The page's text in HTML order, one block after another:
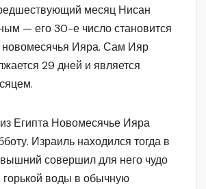
месяц Нисан
— его 30-е число становится
Ияра. Сам Ияр
29 дней и является
Египта Новомесячье Ияра
Израиль находился тогда в
совершил для него чудо
воды в обычную